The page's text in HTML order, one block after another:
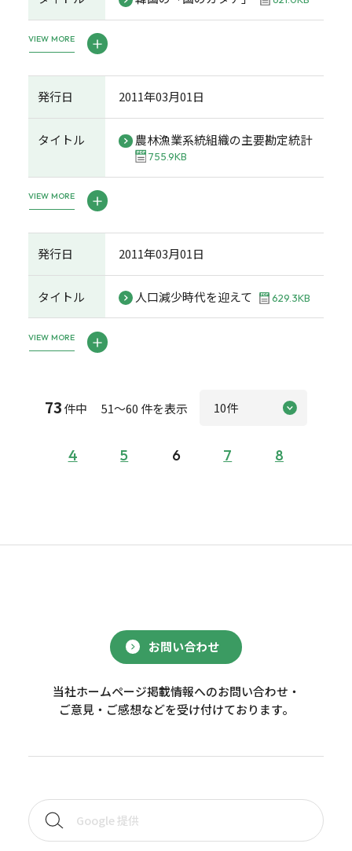
VIEW MORE
発行日 2011年03月01日
タイトル 農林漁業系統組織の主要勘定統計
755.9KB
VIEW MORE
発行日 2011年03月01日
タイトル 人口減少時代を迎えて 629.3KB
VIEW MORE
73件中 51～60 件を表示
4 5 6 7 8
お問い合わせ
当社ホームページ掲載情報へのお問い合わせ・
ご意見・ご感想などを受け付けております。